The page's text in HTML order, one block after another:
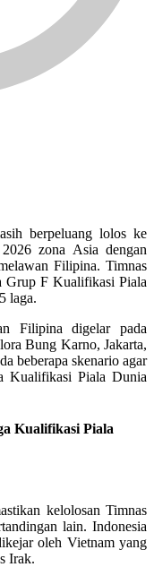
berpeluang lolos ke
2026 zona Asia dengan
Filipina. Timnas
Grup F Kualifikasi Piala
laga.
Filipina digelar pada
Bung Karno, Jakarta,
beberapa skenario agar
Kualifikasi Piala Dunia
Kualifikasi Piala
kelolosan Timnas
lain. Indonesia
oleh Vietnam yang
Irak.